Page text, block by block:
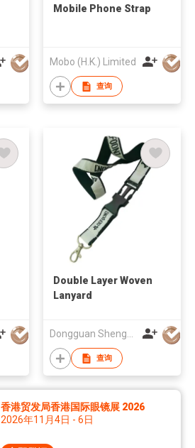
Mobile Phone Strap
Mobo (H.K.) Limited
查询
Double Layer Woven
Lanyard
Dongguan ShengLong Arts & Crafts Co., Ltd.
查询
香港贸发局香港国际眼镜展 2026
2026年11月4日 - 6日